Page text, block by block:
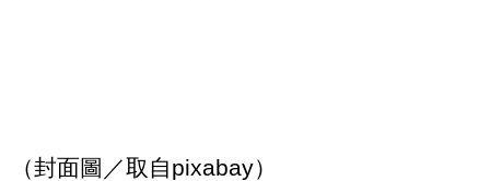
（封面圖／取自pixabay）